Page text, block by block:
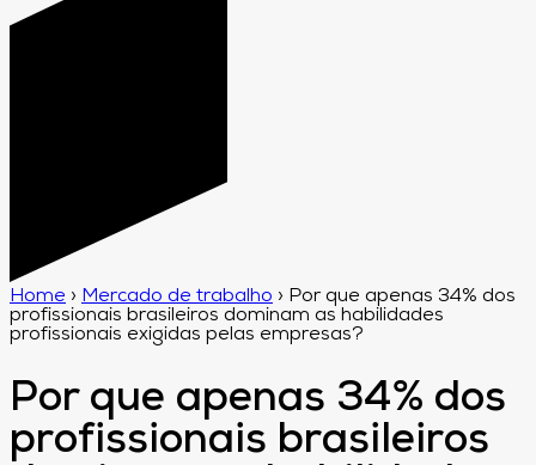
Home › Mercado de trabalho › Por que apenas 34% dos
profissionais brasileiros dominam as habilidades
profissionais exigidas pelas empresas?
Por que apenas 34% dos
profissionais brasileiros